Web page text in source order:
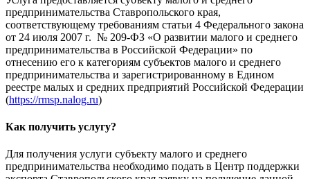
предпринимательства Ставропольского края,
соответствующему требованиям статьи 4 Федерального закона
от 24 июля 2007 г. № 209-ФЗ «О развитии малого и среднего
предпринимательства в Российской Федерации» по
отнесению его к категориям субъектов малого и среднего
предпринимательства и зарегистрированному в Едином
реестре малых и средних предприятий Российской Федерации
(https://rmsp.nalog.ru)
Как получить услугу?
Для получения услуги субъекту малого и среднего
предпринимательства необходимо подать в Центр поддержки